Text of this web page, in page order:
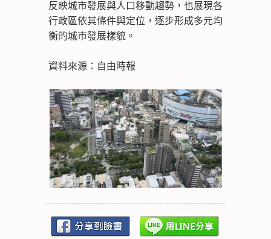
反映城市發展與人口移動趨勢，也展現各
行政區依其條件與定位，逐步形成多元均
衡的城市發展樣貌。
資料來源：自由時報